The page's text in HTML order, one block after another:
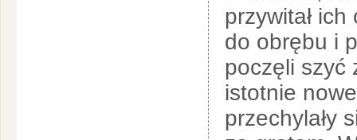
przywitał
do obrębu i
poczęli szyć
istotnie
przechylały